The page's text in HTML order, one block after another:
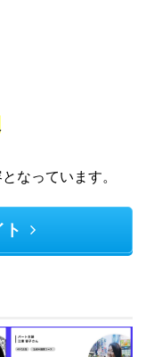
なっています。